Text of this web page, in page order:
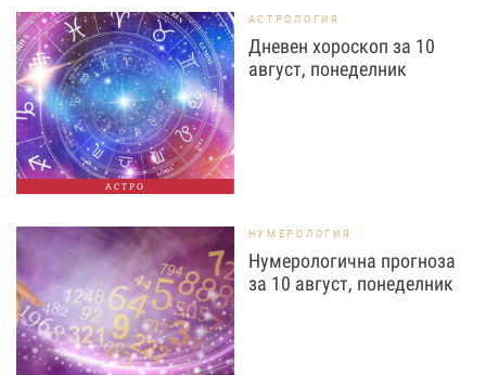
АСТРО
АСТРОЛОГИЯ
Дневен хороскоп за 10
август, понеделник
НУМЕРОЛОГИЯ
Нумерологична прогноза
за 10 август, понеделник